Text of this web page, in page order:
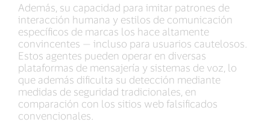
Además, su capacidad para imitar patrones de
interacción humana y estilos de comunicación
específicos de marcas los hace altamente
convincentes — incluso para usuarios cautelosos.
Estos agentes pueden operar en diversas
plataformas de mensajería y sistemas de voz, lo
que además dificulta su detección mediante
medidas de seguridad tradicionales, en
comparación con los sitios web falsificados
convencionales.